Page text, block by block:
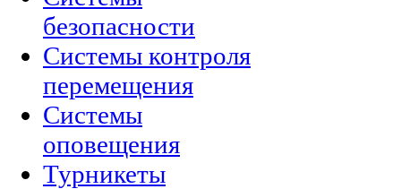
безопасности
Системы контроля
перемещения
Системы
оповещения
Турникеты